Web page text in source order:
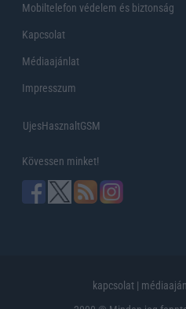
Mobiltelefon védelem és biztonság
Kapcsolat
Médiaajánlat
Impresszum
UjesHasznaltGSM
Kövessen minket!
kapcsolat |